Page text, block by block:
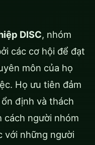
DISC, nhóm
các cơ hội để đạt
môn của họ
Họ ưu tiên đảm
định và thách
người nhóm
với những người